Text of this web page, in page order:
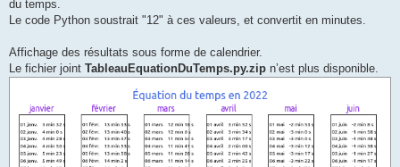
du temps.
Le code Python soustrait "12" à ces valeurs, et convertit en minutes.
Affichage des résultats sous forme de calendrier.
Le fichier joint TableauEquationDuTemps.py.zip n’est plus disponible.